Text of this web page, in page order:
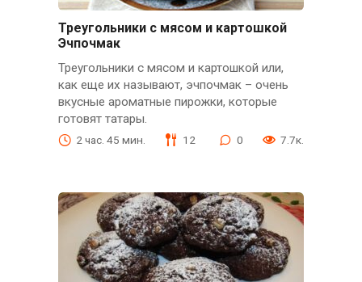
Треугольники с мясом и картошкой
Эчпочмак
Треугольники с мясом и картошкой или,
как еще их называют, эчпочмак – очень
вкусные ароматные пирожки, которые
готовят татары.
2 час. 45 мин. 12 0 7.7к.